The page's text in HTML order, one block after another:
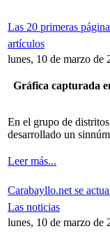
Las 20 primeras
artículos
lunes, 10 de marzo de
Gráfica capturada
En el grupo de
desarrollado un
Leer más...
Carabayllo.net se
Las noticias
lunes, 10 de marzo de